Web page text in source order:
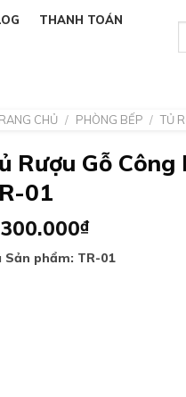
THANH TOÁN
CHỦ / PHÒNG BẾP / TỦ
Rượu Gỗ
01
₫
Sản phẩm: TR-01